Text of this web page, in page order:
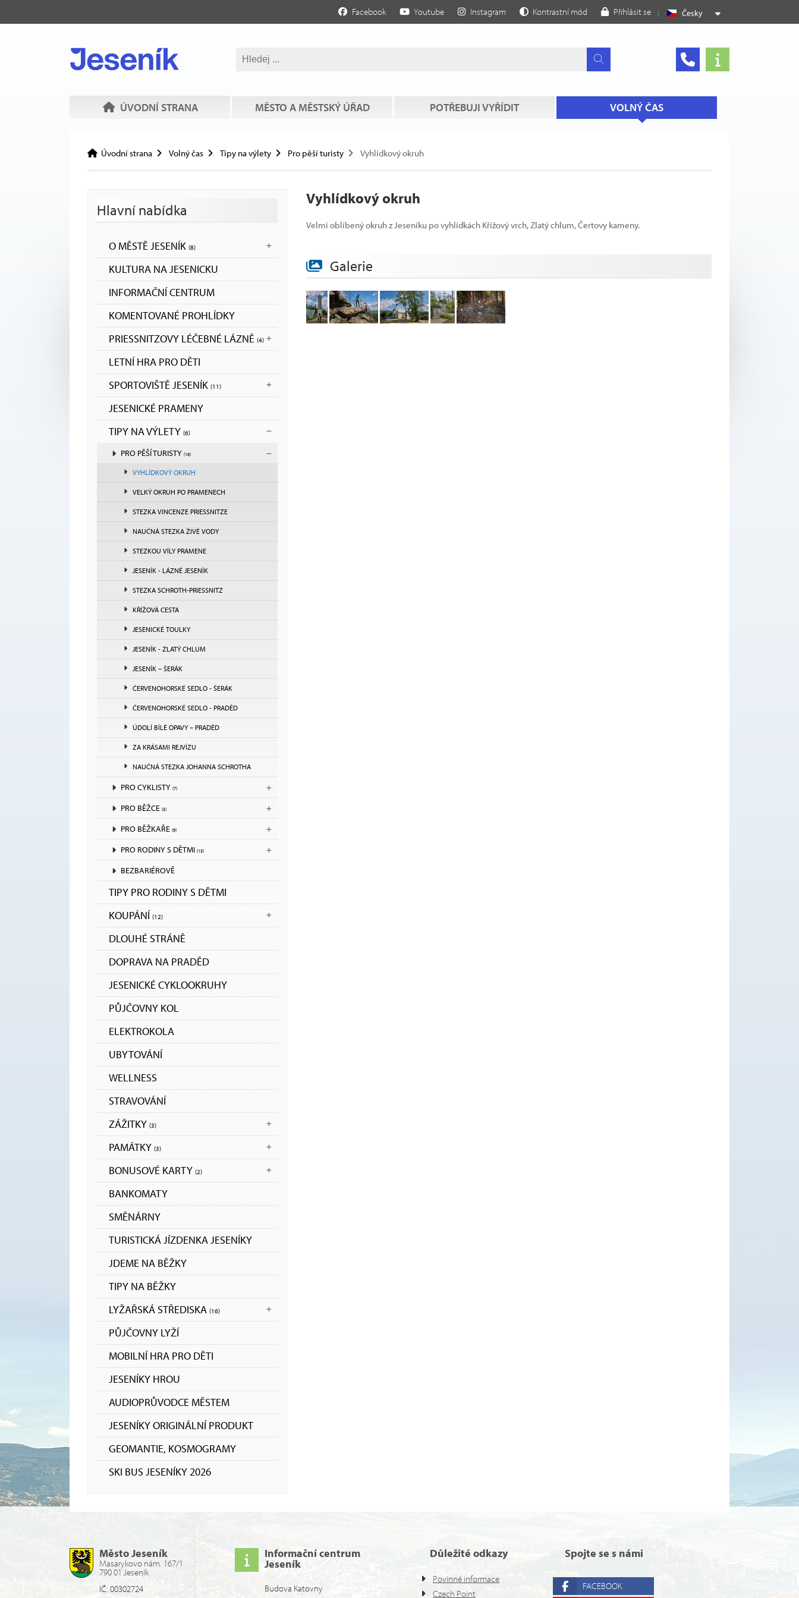
Česky
Facebook Youtube Instagram Kontrastní mód Přihlásit se
ÚVODNÍ STRANA MĚSTO A MĚSTSKÝ ÚŘAD POTŘEBUJI VYŘÍDIT VOLNÝ ČAS
Úvodní strana Volný čas Tipy na výlety Pro pěší turisty Vyhlídkový okruh
Hlavní nabídka
O MĚSTĚ JESENÍK (8)
KULTURA NA JESENICKU
INFORMAČNÍ CENTRUM
KOMENTOVANÉ PROHLÍDKY
PRIESSNITZOVY LÉČEBNÉ LÁZNĚ (4)
LETNÍ HRA PRO DĚTI
SPORTOVIŠTĚ JESENÍK (11)
JESENICKÉ PRAMENY
TIPY NA VÝLETY (6)
PRO PĚŠÍ TURISTY (16)
VYHLÍDKOVÝ OKRUH
VELKÝ OKRUH PO PRAMENECH
STEZKA VINCENZE PRIESSNITZE
NAUČNÁ STEZKA ŽIVÉ VODY
STEZKOU VÍLY PRAMENE
JESENÍK - LÁZNĚ JESENÍK
STEZKA SCHROTH-PRIESSNITZ
KŘÍŽOVÁ CESTA
JESENICKÉ TOULKY
JESENÍK - ZLATÝ CHLUM
JESENÍK – ŠERÁK
ČERVENOHORSKÉ SEDLO - ŠERÁK
ČERVENOHORSKÉ SEDLO - PRADĚD
ÚDOLÍ BÍLÉ OPAVY – PRADĚD
ZA KRÁSAMI REJVÍZU
NAUČNÁ STEZKA JOHANNA SCHROTHA
PRO CYKLISTY (7)
PRO BĚŽCE (3)
PRO BĚŽKAŘE (9)
PRO RODINY S DĚTMI (13)
BEZBARIÉROVĚ
TIPY PRO RODINY S DĚTMI
KOUPÁNÍ (12)
DLOUHÉ STRÁNĚ
DOPRAVA NA PRADĚD
JESENICKÉ CYKLOOKRUHY
PŮJČOVNY KOL
ELEKTROKOLA
UBYTOVÁNÍ
WELLNESS
STRAVOVÁNÍ
ZÁŽITKY (3)
PAMÁTKY (3)
BONUSOVÉ KARTY (2)
BANKOMATY
SMĚNÁRNY
TURISTICKÁ JÍZDENKA JESENÍKY
JDEME NA BĚŽKY
TIPY NA BĚŽKY
LYŽAŘSKÁ STŘEDISKA (16)
PŮJČOVNY LYŽÍ
MOBILNÍ HRA PRO DĚTI
JESENÍKY HROU
AUDIOPRŮVODCE MĚSTEM
JESENÍKY ORIGINÁLNÍ PRODUKT
GEOMANTIE, KOSMOGRAMY
SKI BUS JESENÍKY 2026
Vyhlídkový okruh
Velmi oblíbený okruh z Jeseníku po vyhlídkách Křížový vrch, Zlatý chlum, Čertovy kameny.
Galerie
Město Jeseník
Masarykovo nám. 167/1
790 01 Jeseník
IČ: 00302724
Informační centrum
Jeseník
Budova Katovny
Důležité odkazy
Povinné informace
Czech Point
Spojte se s námi
FACEBOOK